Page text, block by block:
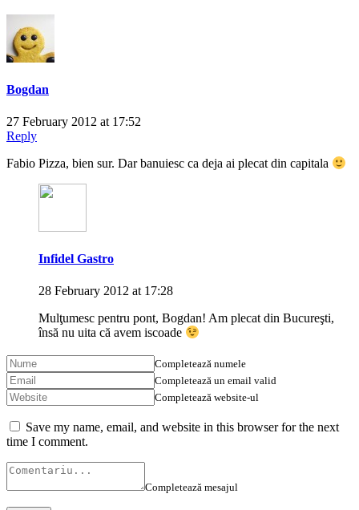
Bogdan
27 February 2012 at 17:52
Reply
Fabio Pizza, bien sur. Dar banuiesc ca deja ai plecat din capitala
Infidel Gastro
28 February 2012 at 17:28
Mulţumesc pentru pont, Bogdan! Am plecat din Bucureşti,
însă nu uita că avem iscoade
Completează numele
Completează un email valid
Completează website-ul
Save my name, email, and website in this browser for the next
time I comment.
Completează mesajul